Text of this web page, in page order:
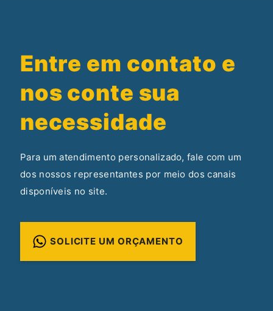
Entre em contato e
nos conte sua
necessidade
Para um atendimento personalizado, fale com um
dos nossos representantes por meio dos canais
disponíveis no site.
SOLICITE UM ORÇAMENTO